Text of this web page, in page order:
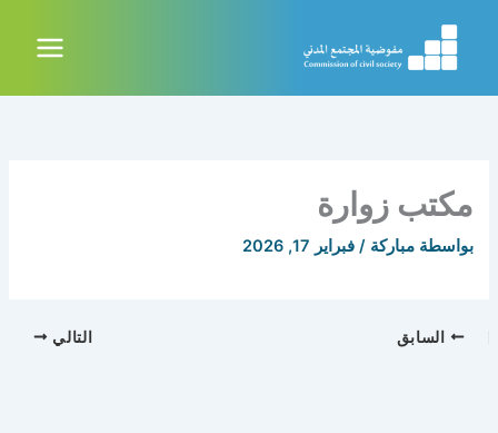
المحتوى
مكتب زوارة
بواسطة مباركة/فبراير 17, 2026
السابق التالي